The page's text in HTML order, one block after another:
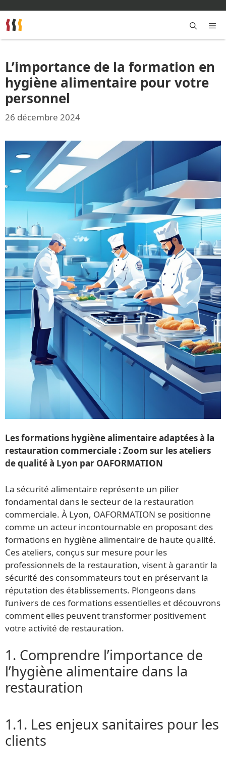
au
contenu
L’importance de la formation en
hygiène alimentaire pour votre
personnel
26 décembre 2024
Les formations hygiène alimentaire adaptées à la
restauration commerciale : Zoom sur les ateliers
de qualité à Lyon par OAFORMATION
La sécurité alimentaire représente un pilier
fondamental dans le secteur de la restauration
commerciale. À Lyon, OAFORMATION se positionne
comme un acteur incontournable en proposant des
formations en hygiène alimentaire de haute qualité.
Ces ateliers, conçus sur mesure pour les
professionnels de la restauration, visent à garantir la
sécurité des consommateurs tout en préservant la
réputation des établissements. Plongeons dans
l’univers de ces formations essentielles et découvrons
comment elles peuvent transformer positivement
votre activité de restauration.
1. Comprendre l’importance de
l’hygiène alimentaire dans la
restauration
1.1. Les enjeux sanitaires pour les
clients